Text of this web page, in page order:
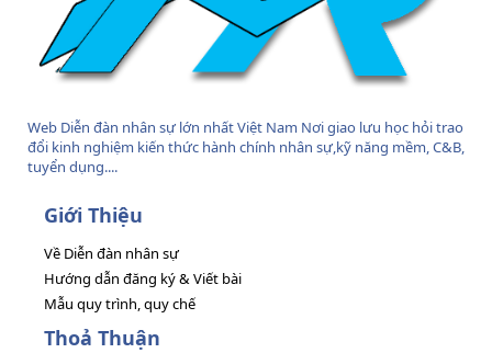
Web Diễn đàn nhân sự lớn nhất Việt Nam Nơi giao lưu học hỏi trao
đổi kinh nghiệm kiến thức hành chính nhân sự,kỹ năng mềm, C&B,
tuyển dụng....
Giới Thiệu
Về Diễn đàn nhân sự
Hướng dẫn đăng ký & Viết bài
Mẫu quy trình, quy chế
Thoả Thuận